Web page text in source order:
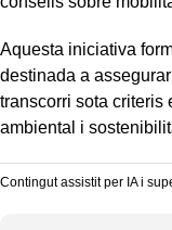
Aquesta iniciativa
destinada a
transcorri sota criteris
ambiental i
Contingut assistit per IA i